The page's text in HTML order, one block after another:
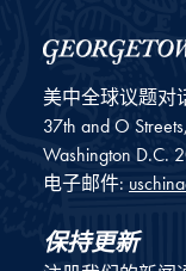
美中全球议题对
37th and O
Washington D.C.
电子邮件:
保持更新